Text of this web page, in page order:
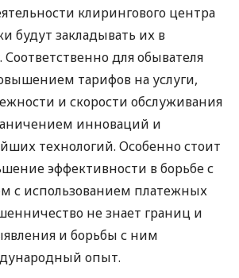
клирингового центра
будут закладывать их в
Соответственно для обывателя
тарифов на услуги,
и скорости обслуживания
инноваций и
технологий. Особенно стоит
эффективности в борьбе с
с использованием платежных
не знает границ и
и борьбы с ним
опыт.